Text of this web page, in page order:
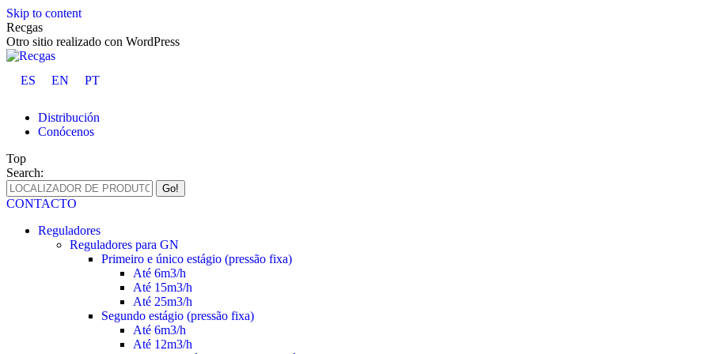
Skip to content
Recgas
Otro sitio realizado con WordPress
ES EN PT
Distribución
Conócenos
Top
Search:
CONTACTO
Reguladores
Reguladores para GN
Primeiro e único estágio (pressão fixa)
Até 6m3/h
Até 15m3/h
Até 25m3/h
Segundo estágio (pressão fixa)
Até 6m3/h
Até 12m3/h